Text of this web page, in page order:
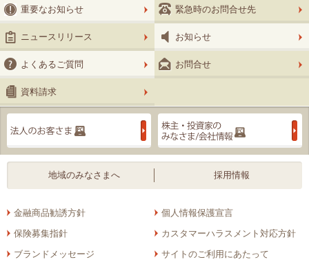
重要なお知らせ 緊急時のお問合せ先
ニュースリリース お知らせ
よくあるご質問 お問合せ
資料請求
法人のお客さま
地域のみなさまへ 採用情報
金融商品勧誘方針
個人情報保護宣言
保険募集指針
カスタマーハラスメント対応方針
ブランドメッセージ
サイトのご利用にあたって